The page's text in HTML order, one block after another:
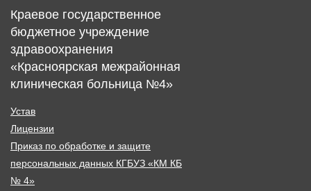
Краевое государственное
бюджетное учреждение
здравоохранения
«Красноярская межрайонная
клиническая больница №4»
Устав
Лицензии
Приказ по обработке и защите
персональных данных КГБУЗ «КМ КБ
№ 4»